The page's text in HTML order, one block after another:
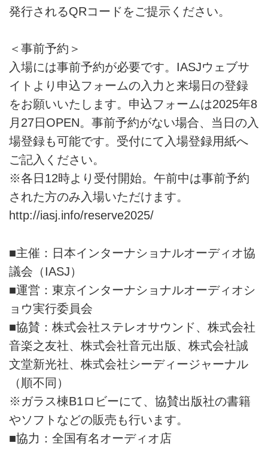
発行されるQRコードをご提示ください。
＜事前予約＞
入場には事前予約が必要です。IASJウェブサ
イトより申込フォームの入力と来場日の登録
をお願いいたします。申込フォームは2025年8
月27日OPEN。事前予約がない場合、当日の入
場登録も可能です。受付にて入場登録用紙へ
ご記入ください。
※各日12時より受付開始。午前中は事前予約
された方のみ入場いただけます。
http://iasj.info/reserve2025/
■主催：日本インターナショナルオーディオ協
議会（IASJ）
■運営：東京インターナショナルオーディオシ
ョウ実行委員会
■協賛：株式会社ステレオサウンド、株式会社
音楽之友社、株式会社音元出版、株式会社誠
文堂新光社、株式会社シーディージャーナル
（順不同）
※ガラス棟B1ロビーにて、協賛出版社の書籍
やソフトなどの販売も行います。
■協力：全国有名オーディオ店